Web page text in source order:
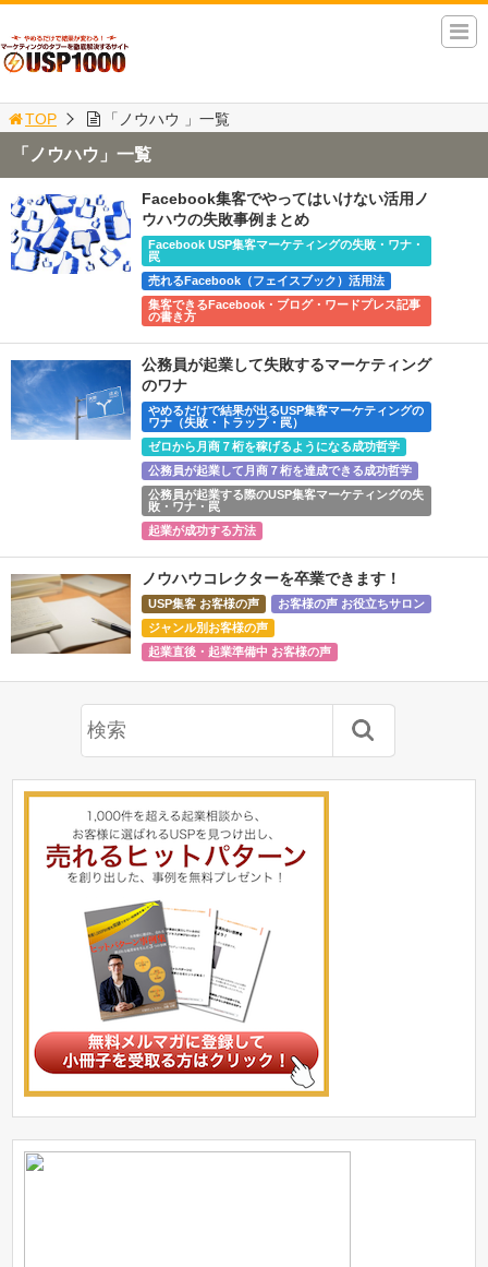
TOP 「ノウハウ 」一覧
「ノウハウ」一覧
Facebook集客でやってはいけない活用ノ
ウハウの失敗事例まとめ
Facebook USP集客マーケティングの失敗・ワナ・
罠
売れるFacebook（フェイスブック）活用法
集客できるFacebook・ブログ・ワードプレス記事
の書き方
公務員が起業して失敗するマーケティング
のワナ
やめるだけで結果が出るUSP集客マーケティングの
ワナ（失敗・トラップ・罠）
ゼロから月商７桁を稼げるようになる成功哲学
公務員が起業して月商７桁を達成できる成功哲学
公務員が起業する際のUSP集客マーケティングの失
敗・ワナ・罠
起業が成功する方法
ノウハウコレクターを卒業できます！
USP集客 お客様の声
お客様の声 お役立ちサロン
ジャンル別お客様の声
起業直後・起業準備中 お客様の声